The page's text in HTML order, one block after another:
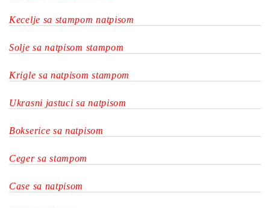
Kecelje sa stampom natpisom
Solje sa natpisom stampom
Krigle sa natpisom stampom
Ukrasni jastuci sa natpisom
Bokserice sa natpisom
Ceger sa stampom
Case sa natpisom